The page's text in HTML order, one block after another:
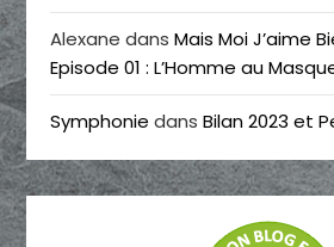
Alexane dansMais Moi J’aime
Episode 01 : L’Homme au
Symphonie dansBilan 2023 et